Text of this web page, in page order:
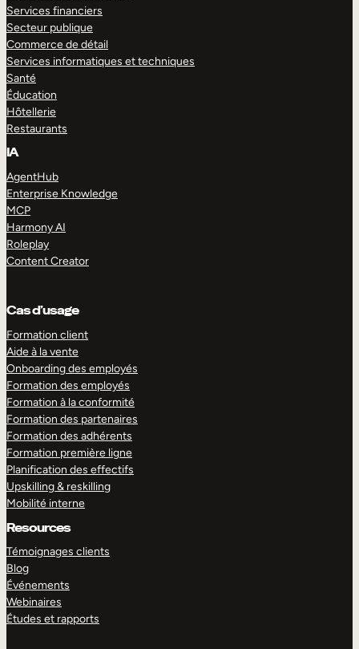
Services financiers
Secteur publique
Commerce de détail
Services informatiques et techniques
Santé
Éducation
Hôtellerie
Restaurants
IA
AgentHub
Enterprise Knowledge
MCP
Harmony AI
Roleplay
Content Creator
Cas d’usage
Formation client
Aide à la vente
Onboarding des employés
Formation des employés
Formation à la conformité
Formation des partenaires
Formation des adhérents
Formation première ligne
Planification des effectifs
Upskilling & reskilling
Mobilité interne
Resources
Témoignages clients
Blog
Événements
Webinaires
Études et rapports